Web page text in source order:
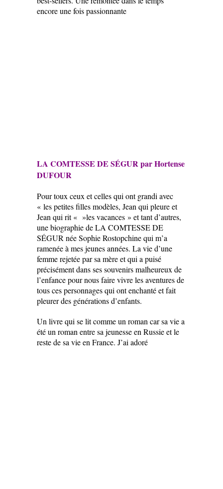
encore une fois passionnante
LA COMTESSE DE SÉGUR par Hortense
DUFOUR
Pour toux ceux et celles qui ont grandi avec
« les petites filles modèles, Jean qui pleure et
Jean qui rit « »les vacances » et tant d’autres,
une biographie de LA COMTESSE DE
SÉGUR née Sophie Rostopchine qui m’a
ramenée à mes jeunes années. La vie d’une
femme rejetée par sa mère et qui a puisé
précisément dans ses souvenirs malheureux de
l’enfance pour nous faire vivre les aventures de
tous ces personnages qui ont enchanté et fait
pleurer des générations d’enfants.
Un livre qui se lit comme un roman car sa vie a
été un roman entre sa jeunesse en Russie et le
reste de sa vie en France. J’ai adoré